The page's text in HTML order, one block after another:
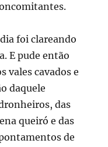
foi clareando
E pude então
vales cavados e
daquele
das
queiró e das
de